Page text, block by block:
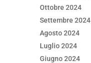
Ottobre 2024
Settembre 2024
Agosto 2024
Luglio 2024
Giugno 2024